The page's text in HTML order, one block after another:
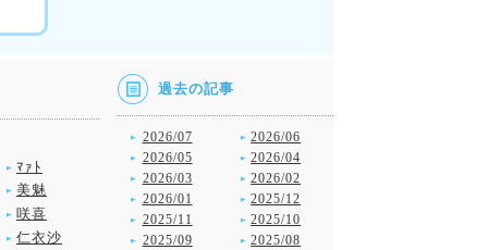
ﾏｧﾄ
美魅
咲喜
仁衣沙
過去の記事
2026/07
2026/06
2026/05
2026/04
2026/03
2026/02
2026/01
2025/12
2025/11
2025/10
2025/09
2025/08